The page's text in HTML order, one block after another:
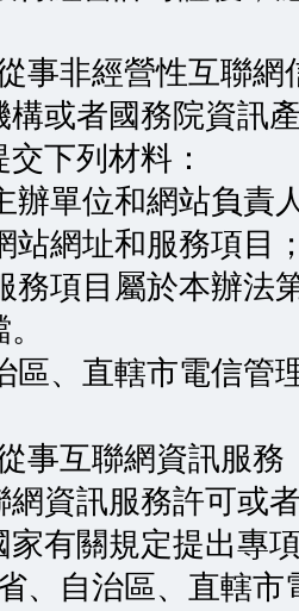
事非經營性互聯網
構或者國務院資訊
下列材料：
單位和網站負責
網址和服務項目
項目屬於本辦法
、直轄市電信管
事互聯網資訊服務
網資訊服務許可或
家有關規定提出專
、自治區、直轄市